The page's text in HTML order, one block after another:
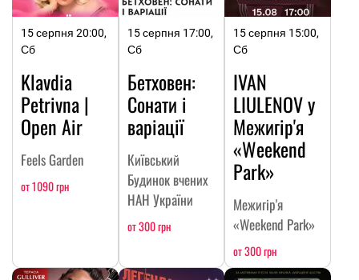
15 серпня 20:00,
Сб
Klavdia
Petrivna |
Open Air
Feels Garden
от 1090 грн
15 серпня 17:00,
Сб
Бетховен:
Сонати і
варіації
Київський
Будинок вчених
НАН України
от 300 грн
15 серпня 15:00,
Сб
IVAN
LIULENOV у
Межигір'я
«Weekend
Park»
Межигір'я
«Weekend Park»
от 300 грн